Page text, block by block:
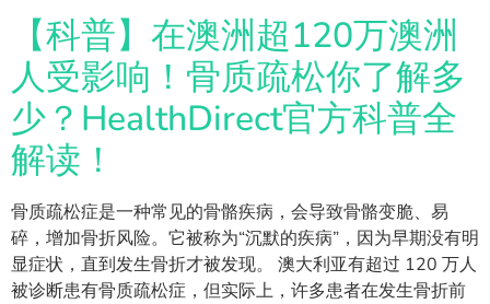
【科普】在澳洲超120万澳洲
人受影响！骨质疏松你了解多
少？HealthDirect官方科普全
解读！
骨质疏松症是一种常见的骨骼疾病，会导致骨骼变脆、易
碎，增加骨折风险。它被称为“沉默的疾病”，因为早期没有明
显症状，直到发生骨折才被发现。 澳大利亚有超过 120 万人
被诊断患有骨质疏松症，但实际上，许多患者在发生骨折前